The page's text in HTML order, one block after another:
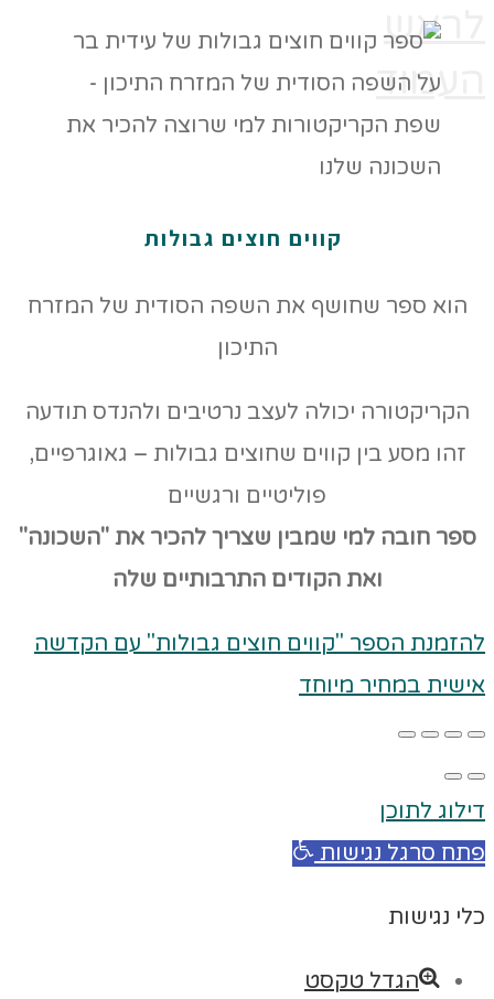
לראש
העמוד
קווים חוצים גבולות
הוא ספר שחושף את השפה הסודית של המזרח
התיכון
הקריקטורה יכולה לעצב נרטיבים ולהנדס תודעה
זהו מסע בין קווים שחוצים גבולות – גאוגרפיים,
פוליטיים ורגשיים
ספר חובה למי שמבין שצריך להכיר את "השכונה"
ואת הקודים התרבותיים שלה
להזמנת הספר "קווים חוצים גבולות" עם הקדשה
אישית במחיר מיוחד
דילוג לתוכן
פתח סרגל נגישות
כלי נגישות
הגדל טקסט